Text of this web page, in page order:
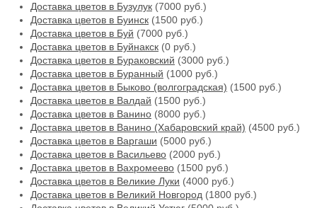
Доставка цветов в Бузулук (7000 руб.)
Доставка цветов в Буинск (1500 руб.)
Доставка цветов в Буй (7000 руб.)
Доставка цветов в Буйнакск (0 руб.)
Доставка цветов в Бураковский (3000 руб.)
Доставка цветов в Буранный (1000 руб.)
Доставка цветов в Быково (волгоградская) (1500 руб.)
Доставка цветов в Валдай (1500 руб.)
Доставка цветов в Ванино (8000 руб.)
Доставка цветов в Ванино (Хабаровский край) (4500 руб.)
Доставка цветов в Варгаши (5000 руб.)
Доставка цветов в Васильево (2000 руб.)
Доставка цветов в Вахромеево (1500 руб.)
Доставка цветов в Великие Луки (4000 руб.)
Доставка цветов в Великий Новгород (1800 руб.)